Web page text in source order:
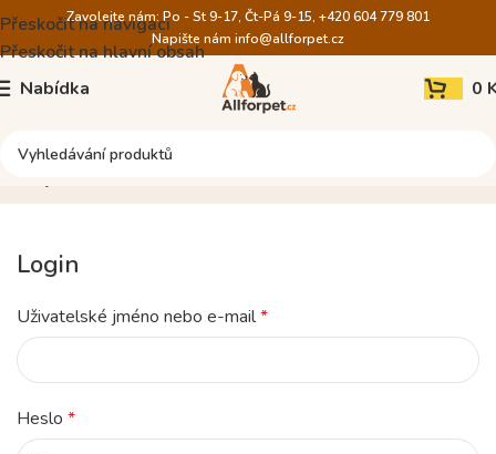
Přeskočit na navigaci
Přeskočit na hlavní obsah
Zavolejte nám: Po - St 9-17, Čt-Pá 9-15, +420 604 779 801
Napište nám info@allforpet.cz
Nabídka 0
My account
Login
Uživatelské jméno nebo e-mail*
Heslo *